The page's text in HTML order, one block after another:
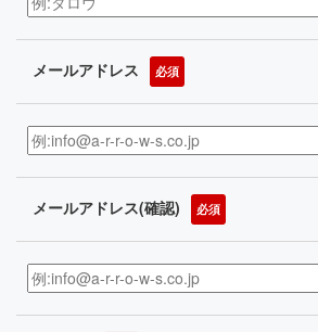
メールアドレス 必須
メールアドレス(確認) 必須